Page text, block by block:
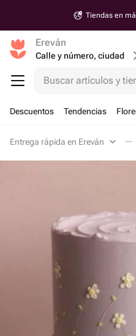
Tiendas en
Ereván
Calle y número, ciudad
Buscar artículos y
Descuentos Tendencias
Entrega rápida en Ereván